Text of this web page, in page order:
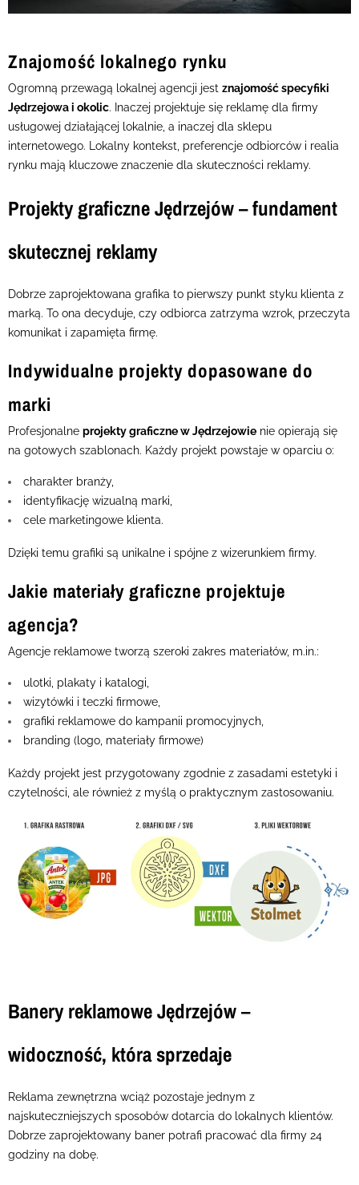
Znajomość lokalnego rynku
Ogromną przewagą lokalnej agencji jest znajomość specyfiki
Jędrzejowa i okolic. Inaczej projektuje się reklamę dla firmy
usługowej działającej lokalnie, a inaczej dla sklepu
internetowego. Lokalny kontekst, preferencje odbiorców i realia
rynku mają kluczowe znaczenie dla skuteczności reklamy.
Projekty graficzne Jędrzejów – fundament
skutecznej reklamy
Dobrze zaprojektowana grafika to pierwszy punkt styku klienta z
marką. To ona decyduje, czy odbiorca zatrzyma wzrok, przeczyta
komunikat i zapamięta firmę.
Indywidualne projekty dopasowane do
marki
Profesjonalne projekty graficzne w Jędrzejowie nie opierają się
na gotowych szablonach. Każdy projekt powstaje w oparciu o:
charakter branży,
identyfikację wizualną marki,
cele marketingowe klienta.
Dzięki temu grafiki są unikalne i spójne z wizerunkiem firmy.
Jakie materiały graficzne projektuje
agencja?
Agencje reklamowe tworzą szeroki zakres materiałów, m.in.:
ulotki, plakaty i katalogi,
wizytówki i teczki firmowe,
grafiki reklamowe do kampanii promocyjnych,
branding (logo, materiały firmowe)
Każdy projekt jest przygotowany zgodnie z zasadami estetyki i
czytelności, ale również z myślą o praktycznym zastosowaniu.
Banery reklamowe Jędrzejów –
widoczność, która sprzedaje
Reklama zewnętrzna wciąż pozostaje jednym z
najskuteczniejszych sposobów dotarcia do lokalnych klientów.
Dobrze zaprojektowany baner potrafi pracować dla firmy 24
godziny na dobę.